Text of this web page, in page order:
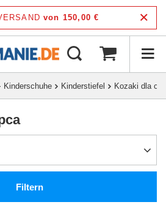
von 150,00 €
Kinderschuhe Kinderstiefel Kozaki dla
Filtern